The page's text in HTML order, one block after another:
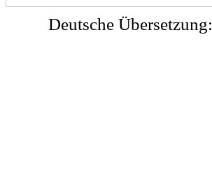
Deutsche Übersetzung: